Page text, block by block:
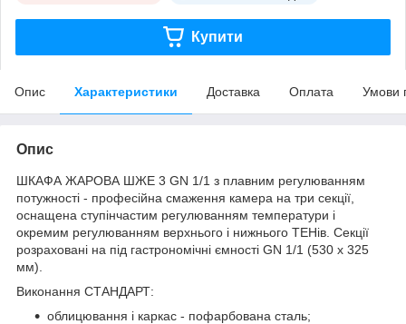
Купити
Опис Характеристики Доставка Оплата Умови
Опис
ШКАФА ЖАРОВА ШЖЕ 3 GN 1/1 з плавним регулюванням
потужності - професійна смаження камера на три секції,
оснащена ступінчастим регулюванням температури і
окремим регулюванням верхнього і нижнього ТЕНів. Секції
розраховані на під гастрономічні ємності GN 1/1 (530 х 325
мм).
Виконання СТАНДАРТ:
облицювання і каркас - пофарбована сталь;